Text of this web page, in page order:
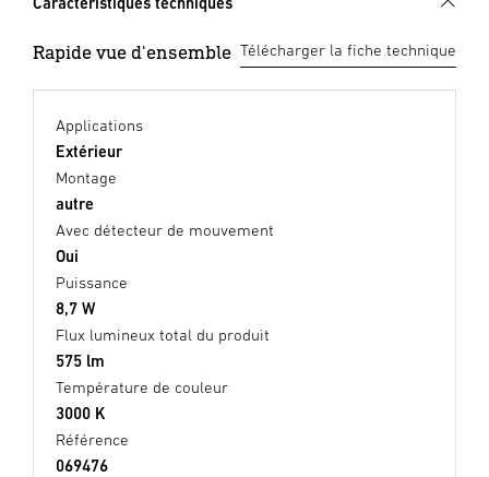
Rapide vue d'ensemble Télécharger la fiche technique
Applications
Extérieur
Montage
autre
Avec détecteur de mouvement
Oui
Puissance
8,7 W
Flux lumineux total du produit
575 lm
Température de couleur
3000 K
Référence
069476